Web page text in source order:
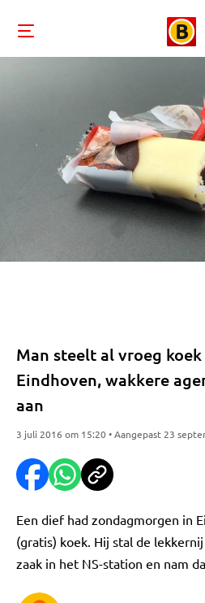
Man steelt al vroeg
Eindhoven, wakkere
aan
3 juli 2016 om 15:20 • Aangepast 23
Een dief had zondagmorgen in
(gratis) koek. Hij stal de
zaak in het NS-station en nam